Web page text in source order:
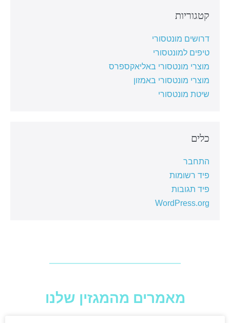
קטגוריות
דרושים מונטסורי
טיפים למונטסורי
מוצרי מונטסורי באליאקספרס
מוצרי מונטסורי באמזון
שיטת מונטסורי
כלים
התחבר
פיד רשומות
פיד תגובות
WordPress.org
מאמרים מהמגזין שלנו